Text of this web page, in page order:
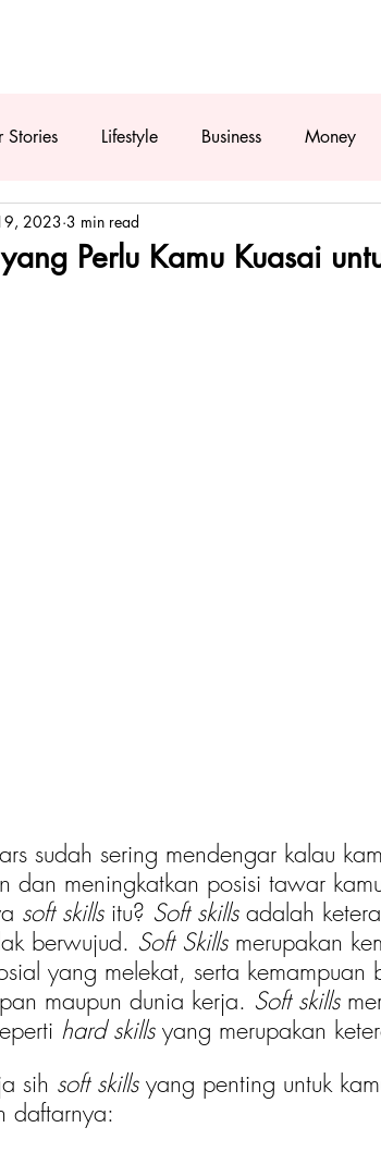
Stories Lifestyle Business Money
Perlu Kamu Kuasai
2023 3 min read
sudah sering mendengar kalau
dan meningkatkan posisi tawar
soft skills itu? Soft skills adalah
berwujud. Soft Skills merupakan
yang melekat, serta
maupun dunia kerja. Soft skills
hard skills yang merupakan
sih soft skills yang penting untuk
daftarnya: